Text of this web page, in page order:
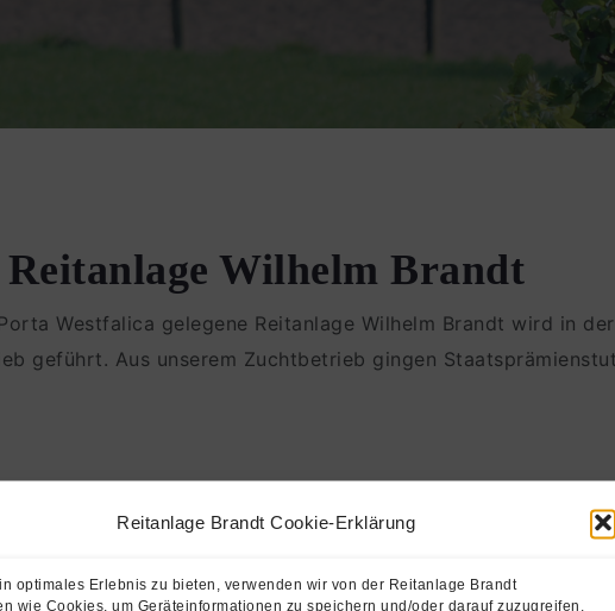
Reitanlage Brandt Cookie-Erklärung
optimales Erlebnis zu bieten, verwenden wir von der Reitanlage Brandt
wie Cookies, um Geräteinformationen zu speichern und/oder darauf zuzugreifen.
Reitanlage Wilhelm Brandt
Westfalica gelegene Reitanlage Wilhelm Brandt wird in
geführt. Aus unserem Zuchtbetrieb gingen
Futter wird verwendet. Heu, Stroh und Hafer stammen aus